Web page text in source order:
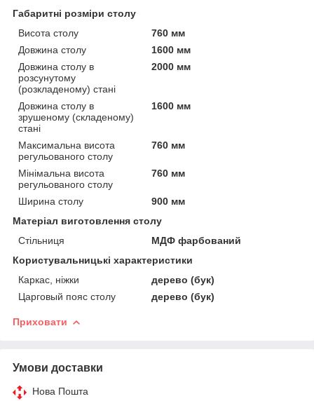
Габаритні розміри столу
Висота столу
760 мм
Довжина столу
1600 мм
Довжина столу в
розсунутому
(розкладеному) стані
2000 мм
Довжина столу в
зрушеному (складеному)
стані
1600 мм
Максимальна висота
регульованого столу
760 мм
Мінімальна висота
регульованого столу
760 мм
Ширина столу
900 мм
Матеріал виготовлення столу
Стільниця
МДФ фарбований
Користувальницькі характеристики
Каркас, ніжки
дерево (бук)
Царговый пояс столу
дерево (бук)
Приховати
Умови доставки
Нова Пошта